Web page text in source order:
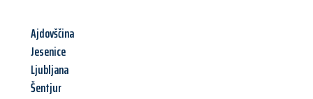
Ajdovščina
Jesenice
Ljubljana
Šentjur